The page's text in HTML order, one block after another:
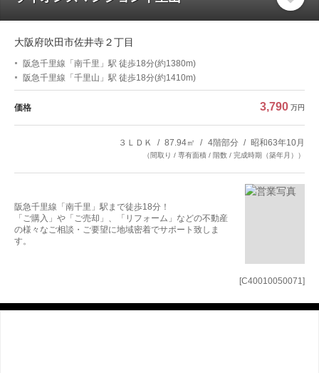
[C40010050071]
大阪府吹田市佐井寺２丁目
阪急千里線「南千里」駅 徒歩18分(約1380m)
阪急千里線「千里山」駅 徒歩18分(約1410m)
価格 3,790 万円
３ＬＤＫ 87.94㎡ 4階部分 昭和63年10月
（間取り / 専有面積 / 階数 / 完成時期（築年月））
阪急千里線「南千里」駅まで徒歩18分！
「ご購入」や「ご売却」、「リフォーム」などの不動産
の様々なご相談・ご要望に地域密着でサポート致しま
す。